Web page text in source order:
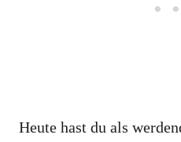
Heute hast du als